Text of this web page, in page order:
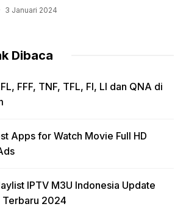
3 Januari 2024
Dibaca
FFF, TNF, TFL, FI, LI dan QNA di
Apps for Watch Movie Full HD
IPTV M3U Indonesia Update
Terbaru 2024